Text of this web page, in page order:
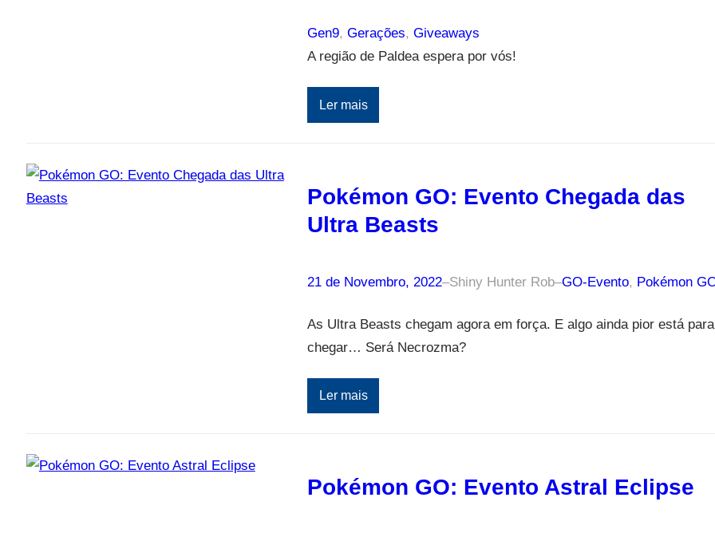
Gen9, Gerações, Giveaways
A região de Paldea espera por vós!
Ler mais
Pokémon GO: Evento Chegada das
Ultra Beasts
21 de Novembro, 2022–Shiny Hunter Rob–GO-Evento, Pokémon
As Ultra Beasts chegam agora em força. E algo ainda pior está para
chegar… Será Necrozma?
Ler mais
Pokémon GO: Evento Astral Eclipse